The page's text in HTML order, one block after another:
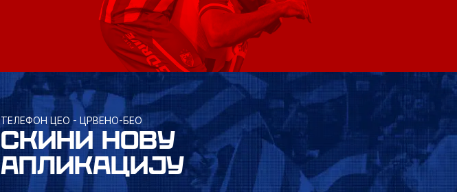
ТЕЛЕФОН ЦЕО - ЦРВЕНО-БЕО
СКИНИ НОВУ
АПЛИКАЦИЈУ